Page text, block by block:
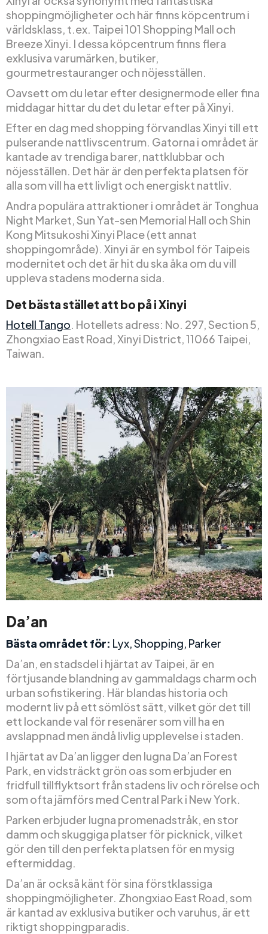
shoppingmöjligheter och här finns köpcentrum i
världsklass, t.ex. Taipei 101 Shopping Mall och
Breeze Xinyi. I dessa köpcentrum finns flera
exklusiva varumärken, butiker,
gourmetrestauranger och nöjesställen.
Oavsett om du letar efter designermode eller fina
middagar hittar du det du letar efter på Xinyi.
Efter en dag med shopping förvandlas Xinyi till ett
pulserande nattlivscentrum. Gatorna i området är
kantade av trendiga barer, nattklubbar och
nöjesställen. Det här är den perfekta platsen för
alla som vill ha ett livligt och energiskt nattliv.
Andra populära attraktioner i området är Tonghua
Night Market, Sun Yat-sen Memorial Hall och Shin
Kong Mitsukoshi Xinyi Place (ett annat
shoppingområde). Xinyi är en symbol för Taipeis
modernitet och det är hit du ska åka om du vill
uppleva stadens moderna sida.
Det bästa stället att bo på i Xinyi
Hotell Tango. Hotellets adress: No. 297, Section 5,
Zhongxiao East Road, Xinyi District, 11066 Taipei,
Taiwan.
Da’an
Bästa området för: Lyx, Shopping, Parker
Da’an, en stadsdel i hjärtat av Taipei, är en
förtjusande blandning av gammaldags charm och
urban sofistikering. Här blandas historia och
modernt liv på ett sömlöst sätt, vilket gör det till
ett lockande val för resenärer som vill ha en
avslappnad men ändå livlig upplevelse i staden.
I hjärtat av Da’an ligger den lugna Da’an Forest
Park, en vidsträckt grön oas som erbjuder en
fridfull tillflyktsort från stadens liv och rörelse och
som ofta jämförs med Central Park i New York.
Parken erbjuder lugna promenadstråk, en stor
damm och skuggiga platser för picknick, vilket
gör den till den perfekta platsen för en mysig
eftermiddag.
Da’an är också känt för sina förstklassiga
shoppingmöjligheter. Zhongxiao East Road, som
är kantad av exklusiva butiker och varuhus, är ett
riktigt shoppingparadis.